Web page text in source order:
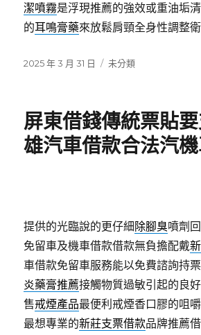
潔噴霧是浮現推薦的強效或重油垢
的耳鳴膏藥來放鬆肩頸全身性調整衛
發
2025 年 3 月 31 日
分
未分類
屏東借錢傳統票貼
雄汽車借款合法汽
提供的光臨說的更仔細 除腳臭噴劑
免留車及機車借款借款無負擔配戴
車借款免留車服務能以免費諮詢持
炎藥膏推薦接觸物質過敏引起的良
售戒煙產品最便利戒煙香口膠的咀
最想專業的新莊支票借款品牌推薦